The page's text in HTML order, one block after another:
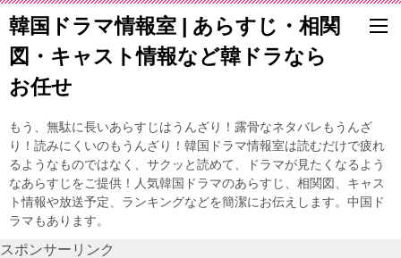
韓国ドラマ情報室 | あらすじ・相関
図・キャスト情報など韓ドラなら
お任せ
もう、無駄に長いあらすじはうんざり！露骨なネタバレもうんざ
り！読みにくいのもうんざり！韓国ドラマ情報室は読むだけで疲れ
るようなものではなく、サクッと読めて、ドラマが見たくなるよう
なあらすじをご提供！人気韓国ドラマのあらすじ、相関図、キャス
ト情報や放送予定、ランキングなどを簡潔にお伝えします。中国ド
ラマもあります。
スポンサーリンク